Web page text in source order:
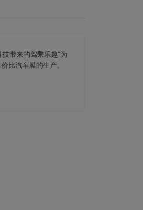
带来的驾乘乐趣”为
比汽车膜的生产。